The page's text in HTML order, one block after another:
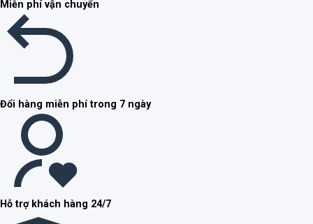
Miễn phí vận chuyển
Đổi hàng miễn phí trong 7 ngày
Hỗ trợ khách hàng 24/7